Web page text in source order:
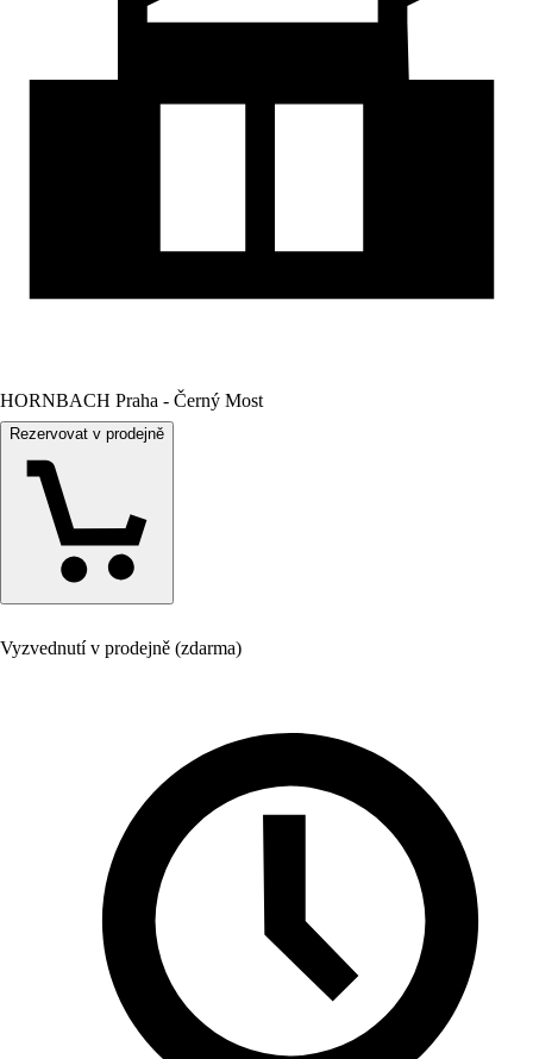
HORNBACH Praha - Černý Most
Rezervovat v prodejně
Vyzvednutí v prodejně (zdarma)